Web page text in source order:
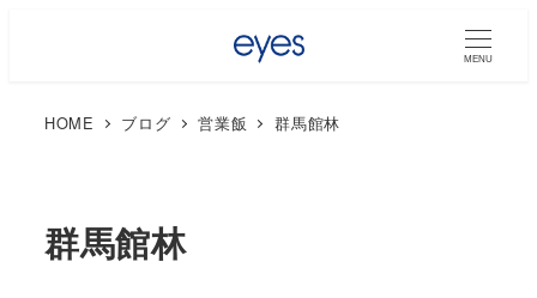
MENU
HOME ブログ 営業飯 群馬館林
群馬館林